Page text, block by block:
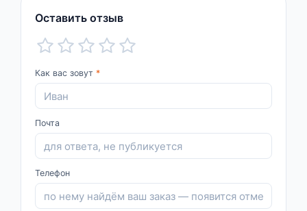
Оставить отзыв
Как вас зовут *
Почта
Телефон